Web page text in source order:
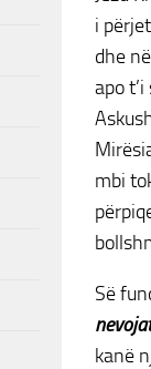
i
dhe
apo
mbi
Së
kanë